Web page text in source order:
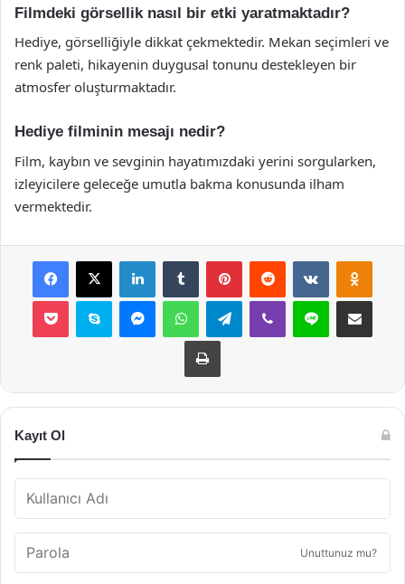
Filmdeki görsellik nasıl bir etki yaratmaktadır?
Hediye, görselliğiyle dikkat çekmektedir. Mekan seçimleri ve
renk paleti, hikayenin duygusal tonunu destekleyen bir
atmosfer oluşturmaktadır.
Hediye filminin mesajı nedir?
Film, kaybın ve sevginin hayatımızdaki yerini sorgularken,
izleyicilere geleceğe umutla bakma konusunda ilham
vermektedir.
Facebook
X LinkedInTumblr PinterestReddit VKontakte
Pocket Skype MessengerWhatsAppTelegramViber Line E-Posta ile
Yazdır
Kayıt Ol
Unuttunuz mu?